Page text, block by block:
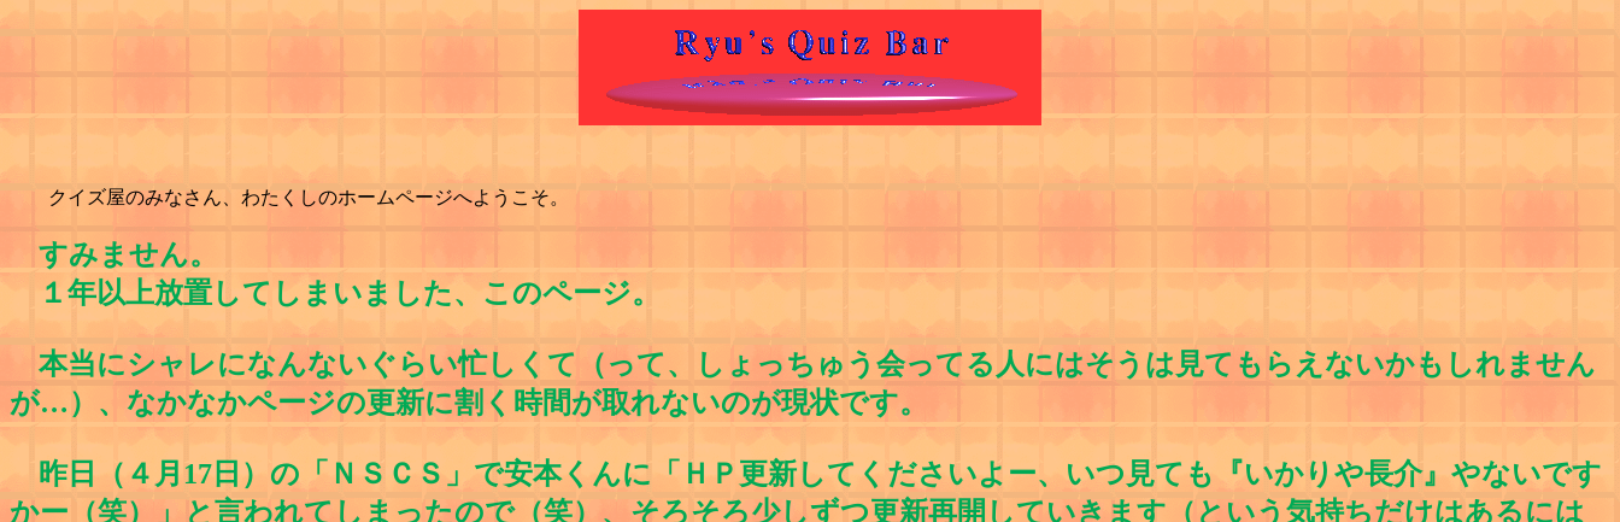
クイズ屋のみなさん、わたくしのホームページへようこそ。
すみません。
１年以上放置してしまいました、このページ。
本当にシャレになんないぐらい忙しくて（って、しょっちゅう会ってる人にはそうは見てもらえないかもしれません
が…）、なかなかページの更新に割く時間が取れないのが現状です。
昨日（４月17日）の「ＮＳＣＳ」で安本くんに「ＨＰ更新してくださいよー、いつ見ても『いかりや長介』やないです
かー（笑）」と言われてしまったので（笑）、そろそろ少しずつ更新再開していきます（という気持ちだけはあるには